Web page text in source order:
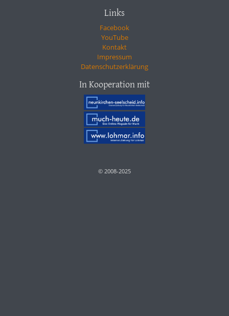
Links
Facebook
YouTube
Kontakt
Impressum
Datenschutzerklärung
In Kooperation mit
© 2008-2025